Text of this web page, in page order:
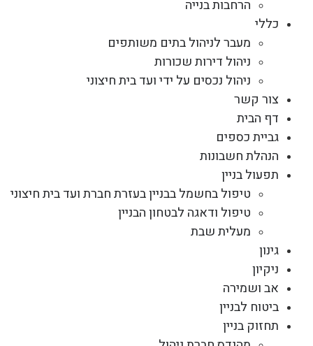
הרחבות בנייה
כללי
מעבר לניהול בתים משותפים
ניהול דירות שכורות
ניהול נכסים על ידי ועד בית חיצוני
צור קשר
דף הבית
גביית כספים
הנהלת חשבונות
תפעול בניין
טיפול בחשמל בבניין בעזרת חברת ועד בית חיצוני
טיפול ודאגה לבטחון הבניין
מעלית שבת
גינון
ניקיון
אב ושמירה
ביטוח לבניין
תחזוק בניין